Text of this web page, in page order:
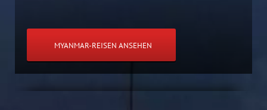
MYANMAR-REISEN ANSEHEN